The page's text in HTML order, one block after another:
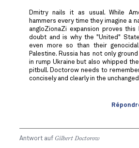
Dmitry nails it as usual. While
hammers every time they imagine a
angloZionaZi expansion proves
doubt and is why the "United"
even more so than their
Palestine. Russia has not only
in rump Ukraine but also whipped
pitbull. Doctorow needs to
concisely and clearly in the
Antwort auf Gilbert Doctorow